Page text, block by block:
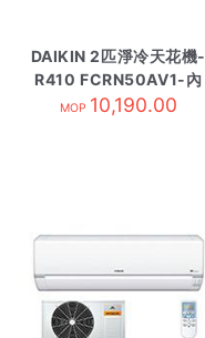
DAIKIN 2匹淨冷天花機-
R410 FCRN50AV1-內
有線控
MOP 10,190.00